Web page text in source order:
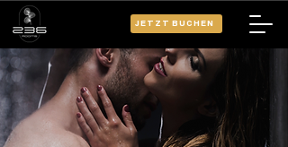
JETZT BUCHEN